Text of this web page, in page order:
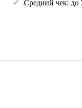
Средний чек: до